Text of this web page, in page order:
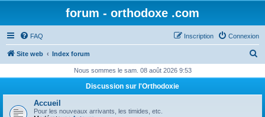
forum - orthodoxe .com
FAQ Connexion
Inscription
Site web Index forum
h
Nous sommes le sam. 08 août 2026 9:53
Discussion sur l'Orthodoxie
Accueil
Pour les nouveaux arrivants, les timides, etc.